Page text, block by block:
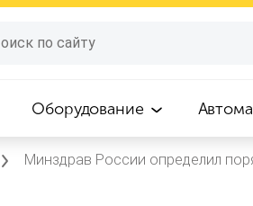
Оборудование
Минздрав России определил